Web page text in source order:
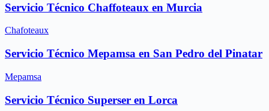
Servicio Técnico Chaffoteaux en Murcia
Chafoteaux
Servicio Técnico Mepamsa en San Pedro del Pinatar
Mepamsa
Servicio Técnico Superser en Lorca